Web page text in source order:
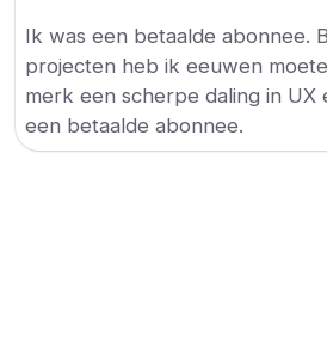
Ik was een betaalde abonnee.
projecten heb ik eeuwen
merk een scherpe daling in UX
een betaalde abonnee.